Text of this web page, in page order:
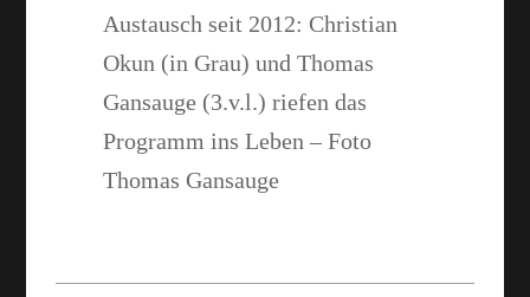
Austausch seit 2012: Christian
Okun (in Grau) und Thomas
Gansauge (3.v.l.) riefen das
Programm ins Leben – Foto
Thomas Gansauge